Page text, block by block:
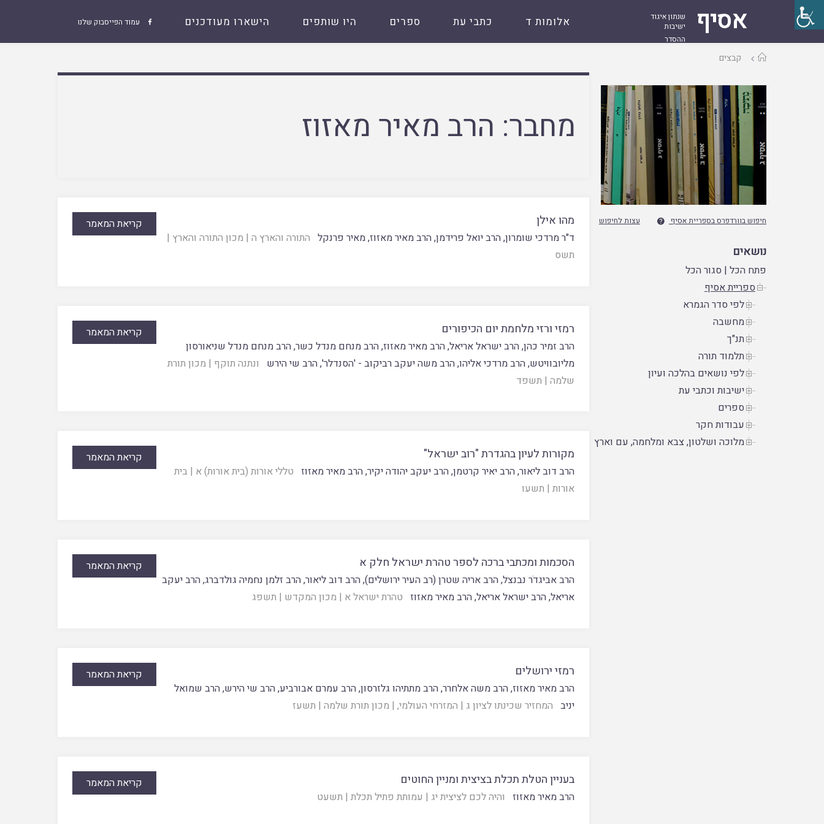
אסיף
שנתון איגוד
ישיבות
ההסדר
 עמוד הפייסבוק שלנו אלומות ד כתבי עת ספרים היו שותפים הישארו מעודכנים
עמודקבצים
חיפוש בוורדפרס בספריית אסיף  עצות לחיפוש
נושאים
פתח הכל |סגור הכל
ספריית אסיף
לפי סדר הגמרא
מחשבה
תנ"ך
תלמוד תורה
לפי נושאים בהלכה ועיון
ישיבות וכתבי עת
ספרים
עבודות חקר
מלוכה ושלטון, צבא ומלחמה, עם וארץ
מחבר: הרב מאיר מאזוז
מהו אילן
ד"ר מרדכי שומרון,הרב יואל פרידמן,הרב מאיר מאזוז,מאיר פרנקל התורה והארץ ה | מכון התורה והארץ |
תשס
קריאת המאמר
רמזי ורזי מלחמת יום הכיפורים
הרב זמיר כהן,הרב ישראל אריאל,הרב מאיר מאזוז,הרב מנחם מנדל כשר,הרב מנחם מנדל שניאורסון
מליובוויטש,הרב מרדכי אליהו,הרב משה יעקב רביקוב - 'הסנדלר',הרב שי הירש ונתנה תוקף | מכון תורת
שלמה | תשפד
קריאת המאמר
מקורות לעיון בהגדרת "רוב ישראל"
הרב דוב ליאור,הרב יאיר קרטמן,הרב יעקב יהודה יקיר,הרב מאיר מאזוז טללי אורות (בית אורות) א |בית
אורות | תשעו
קריאת המאמר
הסכמות ומכתבי ברכה לספר טהרת ישראל חלק א
הרב אביגדֹר נבנצל,הרב אריה שטרן (רב העיר ירושלים),הרב דוב ליאור,הרב זלמן נחמיה גולדברג,הרב יעקב
אריאל,הרב ישראל אריאל,הרב מאיר מאזוז טהרת ישראל א | מכון המקדש | תשפג
קריאת המאמר
רמזי ירושלים
הרב מאיר מאזוז,הרב משה אלחרר,הרב מתתיהו גלזרסון,הרב עמרם אבורביע,הרב שי הירש,הרב שמואל
יניב המחזיר שכינתו לציון ג | המזרחי העולמי, | מכון תורת שלמה | תשעז
קריאת המאמר
בעניין הטלת תכלת בציצית ומניין החוטים
הרב מאיר מאזוז והיה לכם לציצית יג | עמותת פתיל תכלת | תשעט
קריאת המאמר